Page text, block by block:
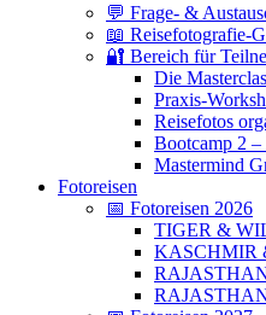
💬 Frage- &
📖 Reisefotografie-
🔐 Bereich für
Die
Praxis-
Reisefotos
Bootcamp 2
Mastermind
Fotoreisen
📅 Fotoreisen 2026
TIGER &
KASCHMIR
RAJASTHAN
RAJASTHAN